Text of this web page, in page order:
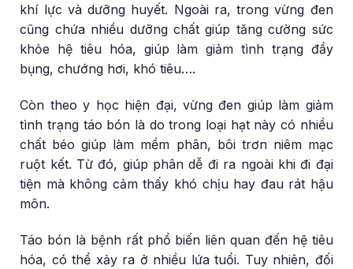
khí lực và dưỡng huyết. Ngoài ra, trong vừng đen
cũng chứa nhiều dưỡng chất giúp tăng cường sức
khỏe hệ tiêu hóa, giúp làm giảm tình trạng đầy
bụng, chướng hơi, khó tiêu….
Còn theo y học hiện đại, vừng đen giúp làm giảm
tình trạng táo bón là do trong loại hạt này có nhiều
chất béo giúp làm mềm phân, bôi trơn niêm mạc
ruột kết. Từ đó, giúp phân dễ đi ra ngoài khi đi đại
tiện mà không cảm thấy khó chịu hay đau rát hậu
môn.
Táo bón là bệnh rất phổ biến liên quan đến hệ tiêu
hóa, có thể xảy ra ở nhiều lứa tuổi. Tuy nhiên, đối